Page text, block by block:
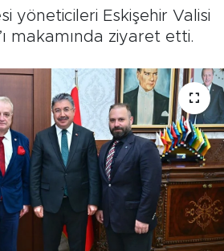
yöneticileri Eskişehir Valisi
makamında ziyaret etti.
Durumu ve Fikstür